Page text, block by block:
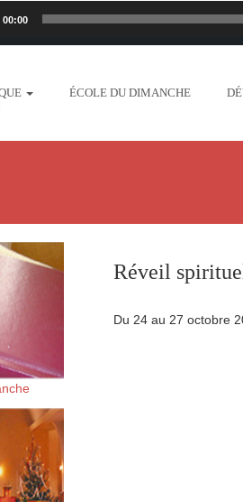
Lecteur
00:00
plus-pres-de-toi.mp3 http://
content/uploads/2018/06/La-voix-du-
wp-content/uploads/
wp-content/uploads/
suis-sans-rien-a-moi.mp3 http://
content/uploads/2018/06/Es-tu-lasse-rempli-
ÉCOLE DU DIMANCHE
Réveil
Du 24 au 27 octobre